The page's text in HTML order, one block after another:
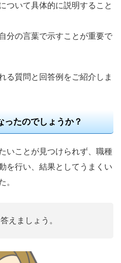
ついて具体的に説明すること
分の言葉で示すことが重要で
る質問と回答例をご紹介しま
ったのでしょうか？
いことが見つけられず、職種
を行い、結果としてうまくい
。
えましょう。